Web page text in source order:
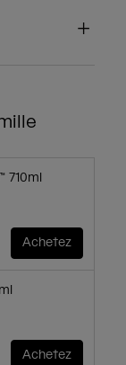
710ml
Achetez
Achetez